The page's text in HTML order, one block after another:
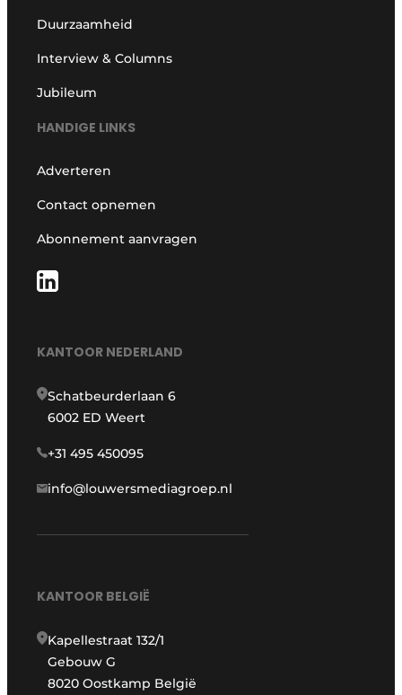
Duurzaamheid
Interview & Columns
Jubileum
HANDIGE LINKS
Adverteren
Contact opnemen
Abonnement aanvragen
KANTOOR NEDERLAND
Schatbeurderlaan 6
6002 ED Weert
+31 495 450095
info@louwersmediagroep.nl
KANTOOR BELGIË
Kapellestraat 132/1
Gebouw G
8020 Oostkamp België